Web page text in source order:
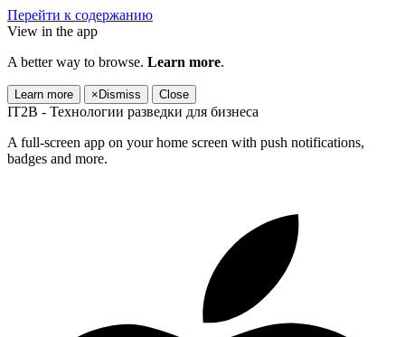
Перейти к содержанию
View in the app
A better way to browse. Learn more.
Learn more × Dismiss Close
IT2B - Технологии разведки для бизнеса
A full-screen app on your home screen with push notifications,
badges and more.